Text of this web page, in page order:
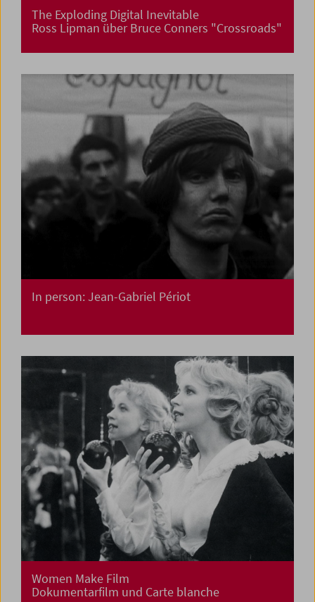
The Exploding Digital Inevitable
Ross Lipman über Bruce Conners "Crossroads"
In person: Jean-Gabriel Périot
Women Make Film
Dokumentarfilm und Carte blanche